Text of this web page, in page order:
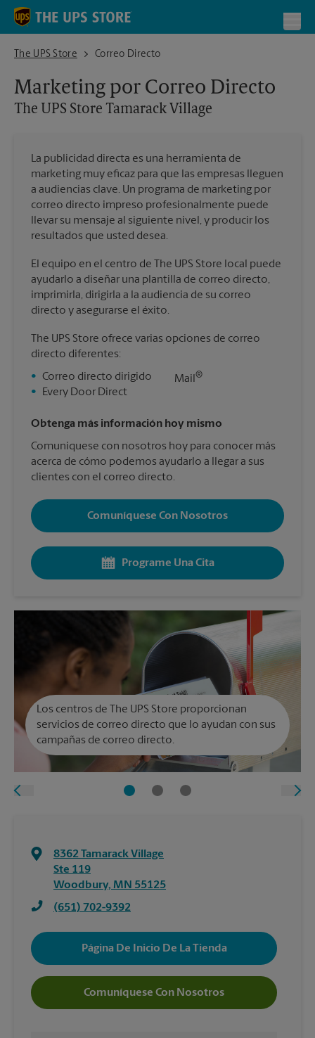
Skip to content
Return to Nav
The UPS Store
The UPS Store Tamarack Village
Correo Directo
Marketing por Correo Directo
The UPS Store Tamarack Village
La publicidad directa es una herramienta de
marketing muy eficaz para que las empresas lleguen
a audiencias clave. Un programa de marketing por
correo directo impreso profesionalmente puede
llevar su mensaje al siguiente nivel, y producir los
resultados que usted desea.
El equipo en el centro de The UPS Store local puede
ayudarlo a diseñar una plantilla de correo directo,
imprimirla, dirigirla a la audiencia de su correo
directo y asegurarse el éxito.
The UPS Store ofrece varias opciones de correo
directo diferentes:
• Correo directo dirigido
•
Every Door Direct
Mail ®
Obtenga más información hoy mismo
Comuníquese con nosotros hoy para conocer más
acerca de cómo podemos ayudarlo a llegar a sus
clientes con el correo directo.
Comuníquese Con Nosotros
Programe Una Cita
Los centros de The UPS Store proporcionan
servicios de correo directo que lo ayudan con sus
campañas de correo directo.
8362 Tamarack Village
Ste 119
Woodbury, MN 55125
(651) 702-9392
Página De Inicio De La Tienda
Comuníquese Con Nosotros